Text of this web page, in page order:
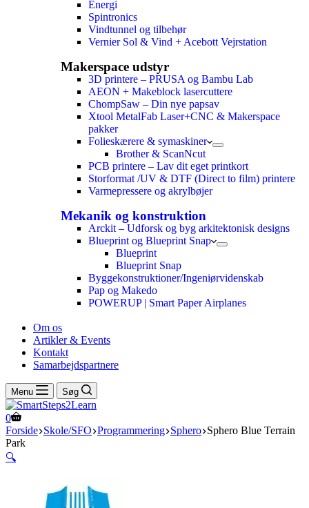
Energi
Spintronics
Vindtunnel og tilbehør
Vernier Sol & Vind + Acebott Vejrstation
Makerspace udstyr
3D printere – PRUSA og Bambu Lab
AEON + Makeblock lasercuttere
ChompSaw – Din nye papsav
Xtool MetalFab Laser+CNC & Makerspace
pakker
Folieskærere & symaskiner
Brother & ScanNcut
PCB printere – Lav dit eget printkort
Storformat /UV & DTF (Direct to film) printere
Varmepressere og akrylbøjer
Mekanik og konstruktion
Arckit – Udforsk og byg arkitektonisk designs
Blueprint og Blueprint Snap
Blueprint
Blueprint Snap
Byggekonstruktioner/Ingeniørvidenskab
Pap og Makedo
POWERUP | Smart Paper Airplanes
Om os
Artikler & Events
Kontakt
Samarbejdspartnere
Menu Søg
0
Forside Skole/SFO Programmering Sphero Sphero Blue Terrain
Park
🔍